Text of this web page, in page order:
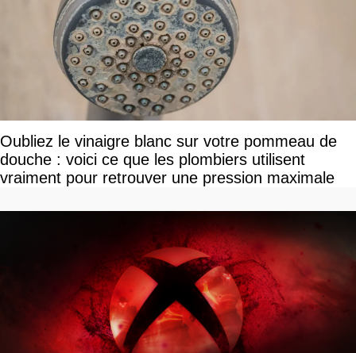
Oubliez le vinaigre blanc sur votre pommeau de
douche : voici ce que les plombiers utilisent
vraiment pour retrouver une pression maximale